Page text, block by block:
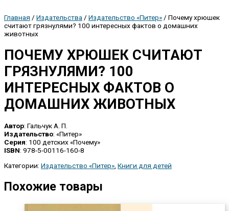
Главная / Издательства / Издательство «Питер» / Почему хрюшек
считают грязнулями? 100 интересных фактов о домашних
животных
ПОЧЕМУ ХРЮШЕК СЧИТАЮТ
ГРЯЗНУЛЯМИ? 100
ИНТЕРЕСНЫХ ФАКТОВ О
ДОМАШНИХ ЖИВОТНЫХ
Автор: Гальчук А. П.
Издательство: «Питер»
Серия: 100 детских «Почему»
ISBN: 978-5-00116-160-8
Категории: Издательство «Питер» Книги для детей
Похожие товары